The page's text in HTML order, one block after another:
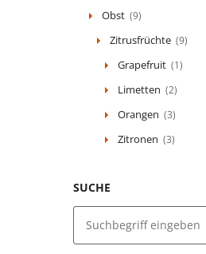
Obst (9)
Zitrusfrüchte (9)
Grapefruit (1)
Limetten (2)
Orangen (3)
Zitronen (3)
SUCHE